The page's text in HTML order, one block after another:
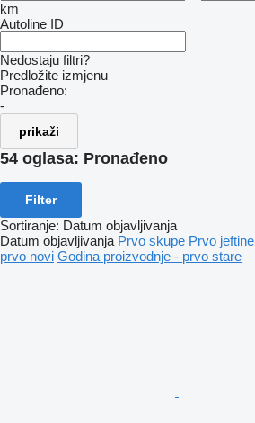
km
Autoline ID
Nedostaju filtri?
Predložite izmjenu
Pronađeno:
-
prikaži
54 oglasa: Pronađeno
Filter
Sortiranje: Datum objavljivanja
Datum objavljivanja Prvo skupe Prvo jeftine
prvo novi Godina proizvodnje - prvo stare